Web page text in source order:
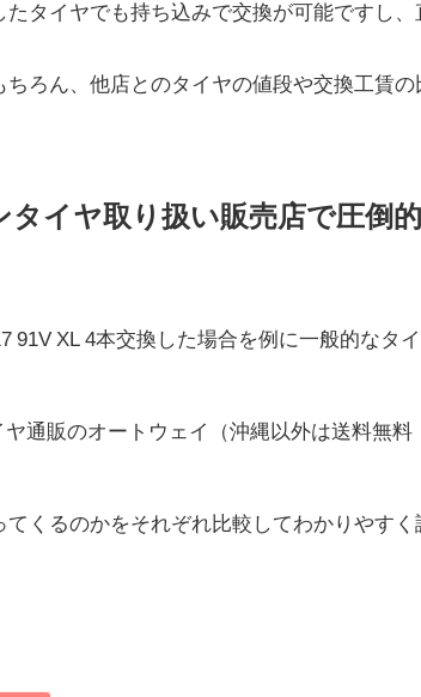
タイヤでも持ち込みで交換が可能ですし、
ろん、他店とのタイヤの値段や交換工賃
タイヤ取り扱い販売店で圧倒
91V XL 4本交換した場合を例に一般的なタ
通販のオートウェイ（沖縄以外は送料無料
くるのかをそれぞれ比較してわかりやすく